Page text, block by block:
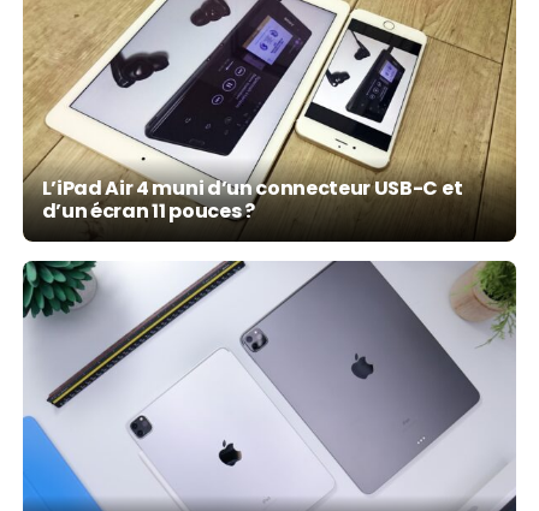
L’iPad Air 4 muni d’un connecteur USB-C et
d’un écran 11 pouces ?